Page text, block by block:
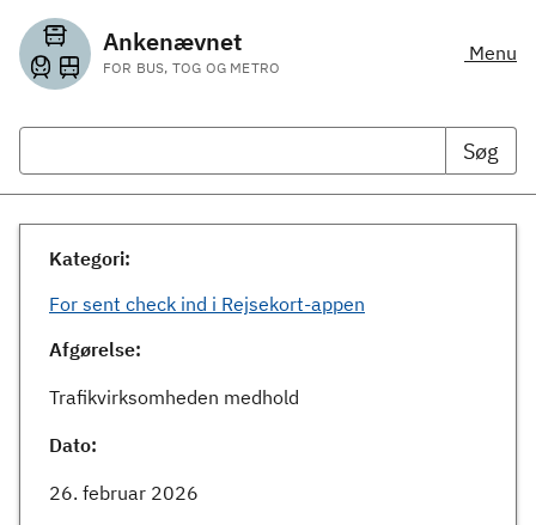
Ankenævnet
FOR BUS, TOG OG METRO
Menu
Søg
Kategori:
For sent check ind i Rejsekort-appen
Afgørelse:
Trafikvirksomheden medhold
Dato:
26. februar 2026